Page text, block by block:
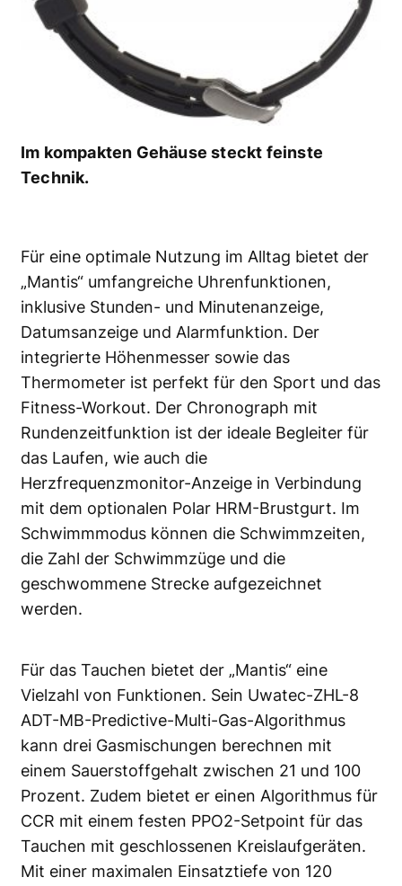
Im kompakten Gehäuse steckt feinste
Technik.
Für eine optimale Nutzung im Alltag bietet der
„Mantis“ umfangreiche Uhrenfunktionen,
inklusive Stunden- und Minutenanzeige,
Datumsanzeige und Alarmfunktion. Der
integrierte Höhenmesser sowie das
Thermometer ist perfekt für den Sport und das
Fitness-Workout. Der Chronograph mit
Rundenzeitfunktion ist der ideale Begleiter für
das Laufen, wie auch die
Herzfrequenzmonitor-Anzeige in Verbindung
mit dem optionalen Polar HRM-Brustgurt. Im
Schwimmmodus können die Schwimmzeiten,
die Zahl der Schwimmzüge und die
geschwommene Strecke aufgezeichnet
werden.
Für das Tauchen bietet der „Mantis“ eine
Vielzahl von Funktionen. Sein Uwatec-ZHL-8
ADT-MB-Predictive-Multi-Gas-Algorithmus
kann drei Gasmischungen berechnen mit
einem Sauerstoffgehalt zwischen 21 und 100
Prozent. Zudem bietet er einen Algorithmus für
CCR mit einem festen PPO2-Setpoint für das
Tauchen mit geschlossenen Kreislaufgeräten.
Mit einer maximalen Einsatztiefe von 120